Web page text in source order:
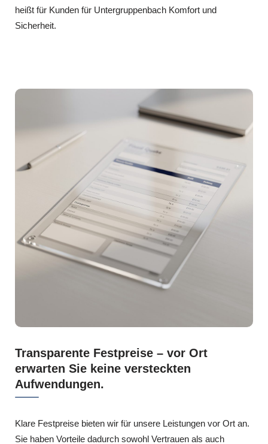
heißt für Kunden für Untergruppenbach Komfort und
Sicherheit.
Transparente Festpreise – vor Ort
erwarten Sie keine versteckten
Aufwendungen.
Klare Festpreise bieten wir für unsere Leistungen vor Ort an.
Sie haben Vorteile dadurch sowohl Vertrauen als auch